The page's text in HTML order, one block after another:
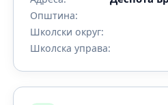
Општина:
Школски округ:
Школска управа: